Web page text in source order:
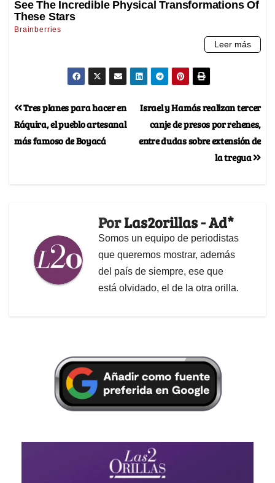
Israel y Hamás realizan tercer
canje de presos por rehenes,
entre dudas sobre extensión de
la tregua
Tres planes para hacer en
Ráquira, el pueblo artesanal
más famoso de Boyacá
PorLas2orillas - Ad*
Somos un equipo de periodistas
que queremos mostrar, además
del país de siempre, ese que
está olvidado, el de la otra orilla.